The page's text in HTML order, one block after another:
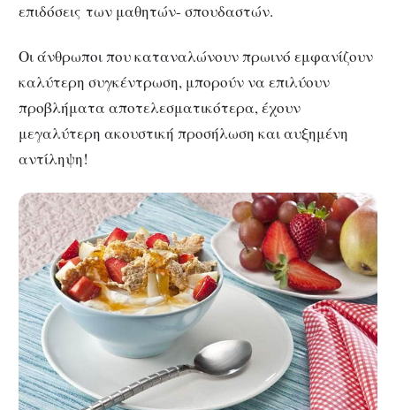
επιδόσεις των μαθητών- σπουδαστών.
Οι άνθρωποι που καταναλώνουν πρωινό εμφανίζουν
καλύτερη συγκέντρωση, μπορούν να επιλύουν
προβλήματα αποτελεσματικότερα, έχουν
μεγαλύτερη ακουστική προσήλωση και αυξημένη
αντίληψη!